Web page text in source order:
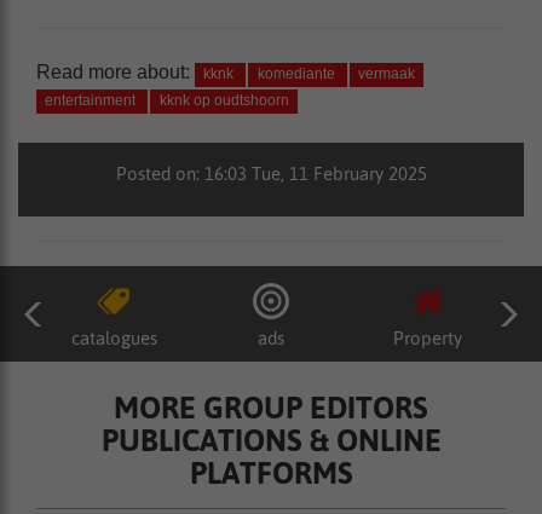
Read more about: kknk komediante
vermaak
entertainment
kknk op oudtshoorn
Posted on: 16:03 Tue, 11 February 2025
catalogues ads Property
MORE GROUP EDITORS
PUBLICATIONS & ONLINE
PLATFORMS